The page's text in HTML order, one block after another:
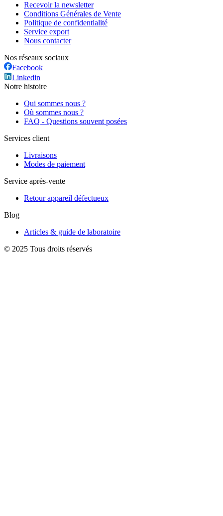
Recevoir la newsletter
Conditions Générales de Vente
Politique de confidentialité
Service export
Nous contacter
Nos réseaux sociaux
Facebook
Linkedin
Notre histoire
Qui sommes nous ?
Où sommes nous ?
FAQ - Questions souvent posées
Services client
Livraisons
Modes de paiement
Service après-vente
Retour appareil défectueux
Blog
Articles & guide de laboratoire
© 2025 Tous droits réservés